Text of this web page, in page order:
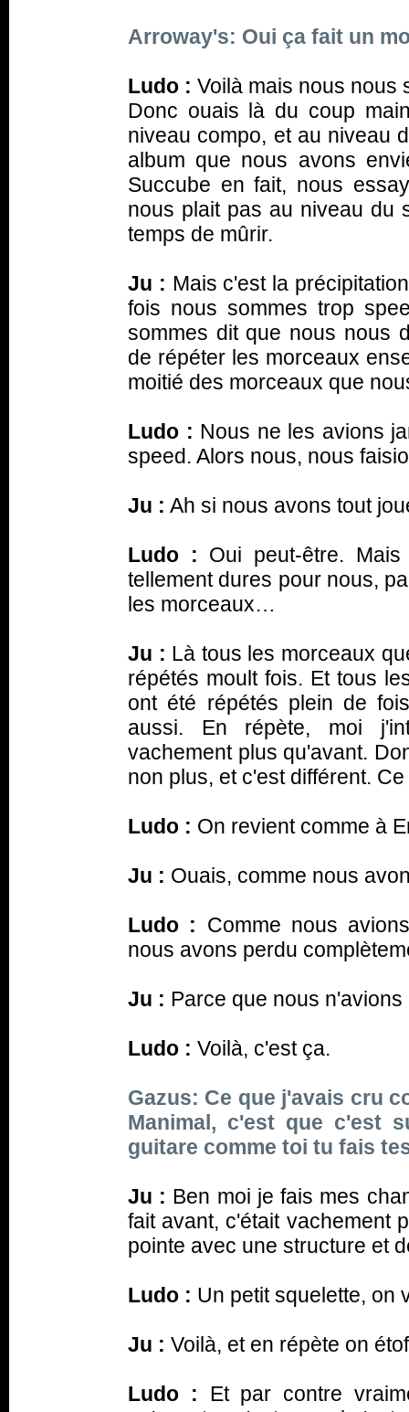
Arroway's: Oui ça fait un
Ludo : Voilà mais nous nous
Donc ouais là du coup
niveau compo, et au niveau
album que nous avons
Succube en fait, nous
nous plait pas au niveau du
temps de mûrir.
Ju : Mais c'est la
fois nous sommes trop
sommes dit que nous nous
de répéter les morceaux
moitié des morceaux que
Ludo : Nous ne les avions
speed. Alors nous, nous
Ju : Ah si nous avons tout
Ludo : Oui peut-être.
tellement dures pour nous,
les morceaux…
Ju : Là tous les morceaux
répétés moult fois. Et tous
ont été répétés plein de
aussi. En répète, moi
vachement plus qu'avant.
non plus, et c'est différent.
Ludo : On revient comme à
Ju : Ouais, comme nous
Ludo : Comme nous
nous avons perdu
Ju : Parce que nous
Ludo : Voilà, c'est ça.
Gazus: Ce que j'avais cru
Manimal, c'est que c'est
guitare comme toi tu fais
Ju : Ben moi je fais mes
fait avant, c'était vachement
pointe avec une structure et
Ludo : Un petit squelette, on
Ju : Voilà, et en répète on
Ludo : Et par contre